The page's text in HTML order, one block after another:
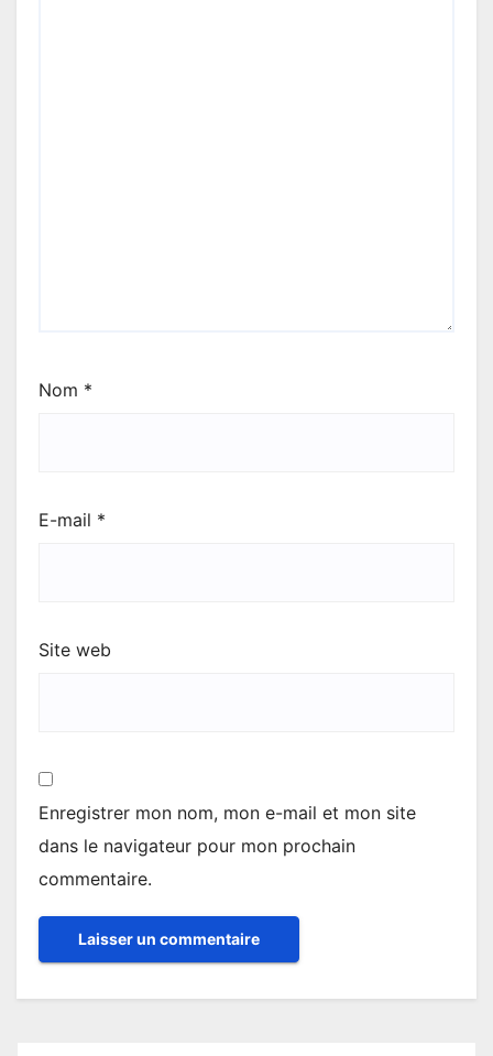
Nom *
E-mail *
Site web
Enregistrer mon nom, mon e-mail et mon site
dans le navigateur pour mon prochain
commentaire.